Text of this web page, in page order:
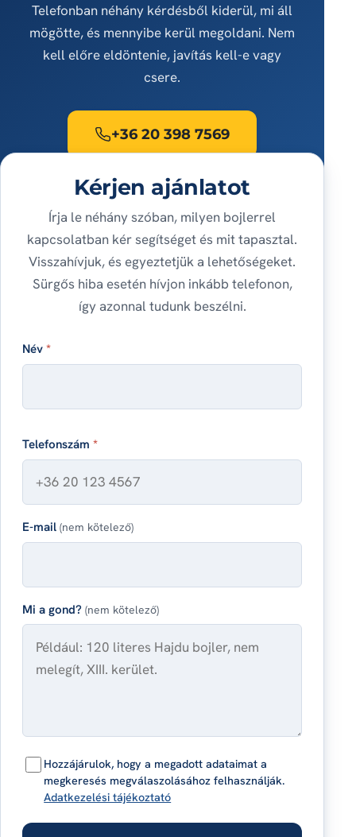
Telefonban néhány kérdésből kiderül, mi áll
mögötte, és mennyibe kerül megoldani. Nem
kell előre eldöntenie, javítás kell-e vagy
csere.
+36 20 398 7569
Kérjen ajánlatot
Írja le néhány szóban, milyen bojlerrel
kapcsolatban kér segítséget és mit tapasztal.
Visszahívjuk, és egyeztetjük a lehetőségeket.
Sürgős hiba esetén hívjon inkább telefonon,
így azonnal tudunk beszélni.
Név*
Telefonszám*
E-mail(nem kötelező)
Mi a gond?(nem kötelező)
Hozzájárulok, hogy a megadott adataimat a
megkeresés megválaszolásához felhasználják.
Adatkezelési tájékoztató